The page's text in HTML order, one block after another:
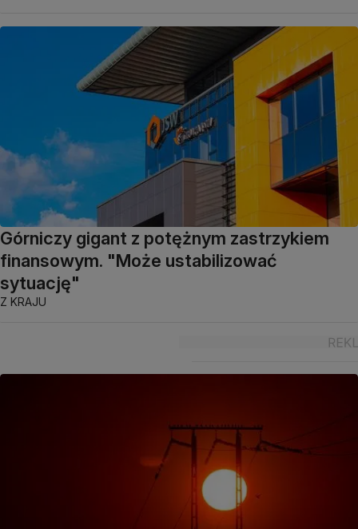
Górniczy gigant z potężnym zastrzykiem
finansowym. "Może ustabilizować
sytuację"
Z KRAJU